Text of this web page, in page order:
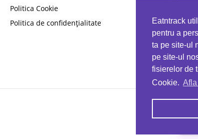
Eatntrack
pentru a
ta pe site-ul
pe site-ul
fisierelor de
Cookie.
Politica Cookie
Politica de confidențialitate
PROTO41
reducere la orice comandă
EATNTRACK
Ai